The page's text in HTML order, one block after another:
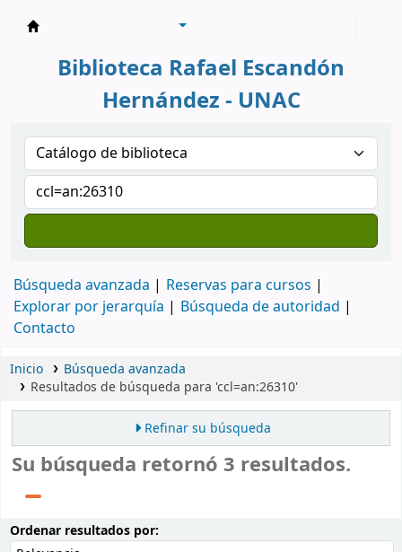
Biblioteca Rafael Escandón
Hernández - UNAC
Búsqueda avanzada
Reservas para cursos
Explorar por jerarquía
Búsqueda de autoridad
Contacto
Inicio
Búsqueda avanzada
Resultados de búsqueda para 'ccl=an:26310'
Refinar su búsqueda
Su búsqueda retornó 3 resultados.
Ordenar resultados por: